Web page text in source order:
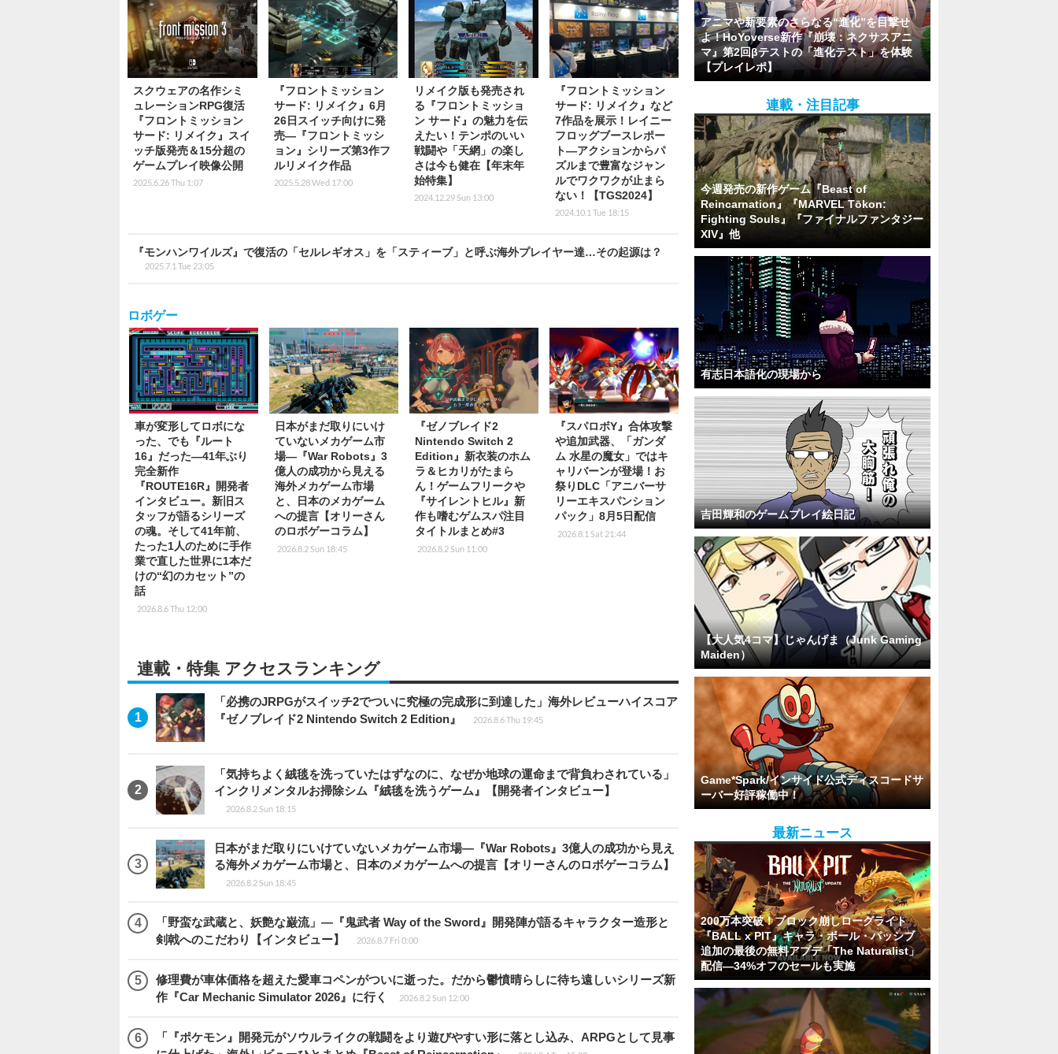
スクウェアの名作シミ
ュレーションRPG復活
『フロントミッション
サード: リメイク』スイ
ッチ版発売＆15分超の
ゲームプレイ映像公開
2025.6.26 Thu 1:07
『フロントミッション
サード: リメイク』6月
26日スイッチ向けに発
売―『フロントミッシ
ョン』シリーズ第3作フ
ルリメイク作品
2025.5.28 Wed 17:00
リメイク版も発売され
る『フロントミッショ
ン サード』の魅力を伝
えたい！テンポのいい
戦闘や「天網」の楽し
さは今も健在【年末年
始特集】
2024.12.29 Sun 13:00
『フロントミッション
サード: リメイク』など
7作品を展示！レイニー
フロッグブースレポー
ト―アクションからパ
ズルまで豊富なジャン
ルでワクワクが止まら
ない！【TGS2024】
2024.10.1 Tue 18:15
『モンハンワイルズ』で復活の「セルレギオス」を「スティーブ」と呼ぶ海外プレイヤー達…その起源は？
2025.7.1 Tue 23:05
ロボゲー
車が変形してロボにな
った、でも『ルート
16』だった―41年ぶり
完全新作
『ROUTE16R』開発者
インタビュー。新旧ス
タッフが語るシリーズ
の魂。そして41年前、
たった1人のために手作
業で直した世界に1本だ
けの“幻のカセット”の
話
2026.8.6 Thu 12:00
日本がまだ取りにいけ
ていないメカゲーム市
場―『War Robots』3
億人の成功から見える
海外メカゲーム市場
と、日本のメカゲーム
への提言【オリーさん
のロボゲーコラム】
2026.8.2 Sun 18:45
『ゼノブレイド2
Nintendo Switch 2
Edition』新衣装のホム
ラ＆ヒカリがたまら
ん！ゲームフリークや
『サイレントヒル』新
作も嗜むゲムスパ注目
タイトルまとめ#3
2026.8.2 Sun 11:00
『スパロボY』合体攻撃
や追加武器、「ガンダ
ム 水星の魔女」ではキ
ャリバーンが登場！お
祭りDLC「アニバーサ
リーエキスパンション
パック」8月5日配信
2026.8.1 Sat 21:44
連載・特集 アクセスランキング
「必携のJRPGがスイッチ2でついに究極の完成形に到達した」海外レビューハイスコア
『ゼノブレイド2 Nintendo Switch 2 Edition』
2026.8.6 Thu 19:45
「気持ちよく絨毯を洗っていたはずなのに、なぜか地球の運命まで背負わされている」
インクリメンタルお掃除シム『絨毯を洗うゲーム』【開発者インタビュー】
2026.8.2 Sun 18:15
日本がまだ取りにいけていないメカゲーム市場―『War Robots』3億人の成功から見え
る海外メカゲーム市場と、日本のメカゲームへの提言【オリーさんのロボゲーコラム】
2026.8.2 Sun 18:45
「野蛮な武蔵と、妖艶な巌流」―『鬼武者 Way of the Sword』開発陣が語るキャラクター造形と
剣戟へのこだわり【インタビュー】
2026.8.7 Fri 0:00
修理費が車体価格を超えた愛車コペンがついに逝った。だから鬱憤晴らしに待ち遠しいシリーズ新
作『Car Mechanic Simulator 2026』に行く
2026.8.2 Sun 12:00
「『ポケモン』開発元がソウルライクの戦闘をより遊びやすい形に落とし込み、ARPGとして見事
アニマや新要素のさらなる“進化”を目撃せ
よ！HoYoverse新作『崩壊：ネクサスアニ
マ』第2回βテストの「進化テスト」を体験
【プレイレポ】
連載・注目記事
今週発売の新作ゲーム『Beast of
Reincarnation』『MARVEL Tōkon:
Fighting Souls』『ファイナルファンタジー
XIV』他
有志日本語化の現場から
吉田輝和のゲームプレイ絵日記
【大人気4コマ】じゃんげま（Junk Gaming
Maiden）
Game*Spark/インサイド公式ディスコードサ
ーバー好評稼働中！
最新ニュース
200万本突破！ブロック崩しローグライト
『BALL x PIT』キャラ・ボール・パッシブ
追加の最後の無料アプデ「The Naturalist」
配信―34%オフのセールも実施